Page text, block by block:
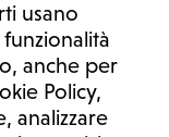
usano
anche per
Policy,
analizzare
un consulto medico.
un consulto, una
devono considerare
la formulazione di